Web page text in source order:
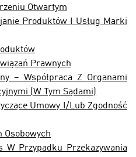
Otwartym
Produktów I Usług Marki
Prawnych
– Współpraca Z Organami
(W Tym Sądami)
Umowy I/Lub Zgodność
Osobowych
W Przypadku Przekazywania